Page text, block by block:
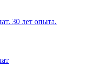
30 лет опыта.